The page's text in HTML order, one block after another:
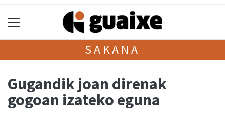
SAKANA
Gugandik joan direnak
gogoan izateko eguna